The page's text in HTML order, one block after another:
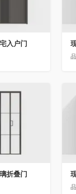
入户门
折叠门